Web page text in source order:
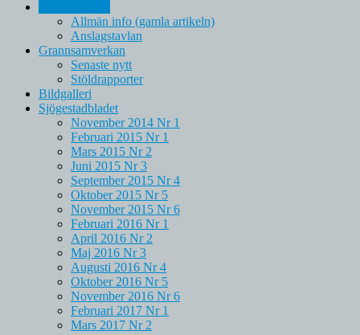
Allmän info (gamla artikeln)
Anslagstavlan
Grannsamverkan
Senaste nytt
Stöldrapporter
Bildgalleri
Sjögestadbladet
November 2014 Nr 1
Februari 2015 Nr 1
Mars 2015 Nr 2
Juni 2015 Nr 3
September 2015 Nr 4
Oktober 2015 Nr 5
November 2015 Nr 6
Februari 2016 Nr 1
April 2016 Nr 2
Maj 2016 Nr 3
Augusti 2016 Nr 4
Oktober 2016 Nr 5
November 2016 Nr 6
Februari 2017 Nr 1
Mars 2017 Nr 2